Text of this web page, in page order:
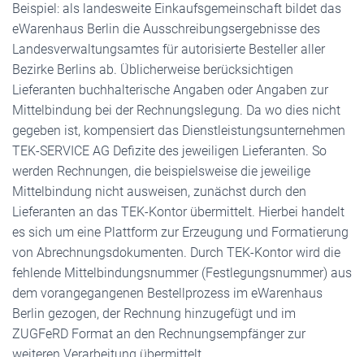
Beispiel: als landesweite Einkaufsgemeinschaft bildet das
eWarenhaus Berlin die Ausschreibungsergebnisse des
Landesverwaltungsamtes für autorisierte Besteller aller
Bezirke Berlins ab. Üblicherweise berücksichtigen
Lieferanten buchhalterische Angaben oder Angaben zur
Mittelbindung bei der Rechnungslegung. Da wo dies nicht
gegeben ist, kompensiert das Dienstleistungsunternehmen
TEK-SERVICE AG Defizite des jeweiligen Lieferanten. So
werden Rechnungen, die beispielsweise die jeweilige
Mittelbindung nicht ausweisen, zunächst durch den
Lieferanten an das TEK-Kontor übermittelt. Hierbei handelt
es sich um eine Plattform zur Erzeugung und Formatierung
von Abrechnungsdokumenten. Durch TEK-Kontor wird die
fehlende Mittelbindungsnummer (Festlegungsnummer) aus
dem vorangegangenen Bestellprozess im eWarenhaus
Berlin gezogen, der Rechnung hinzugefügt und im
ZUGFeRD Format an den Rechnungsempfänger zur